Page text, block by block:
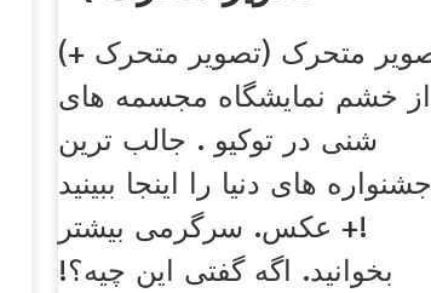
(+ تصویر متحرک) تصویر متحرک
از خشم نمایشگاه مجسمه های
شنی در توکیو . جالب ترین
جشنواره های دنیا را اینجا ببینید
!+ عکس. سرگرمی بیشتر
بخوانید. اگه گفتی این چیه؟!